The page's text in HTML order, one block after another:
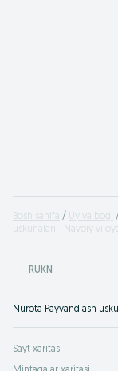
Bosh sahifa Uy va bog'
uskunalari - Navoiy
RUKN
Sayt xaritasi